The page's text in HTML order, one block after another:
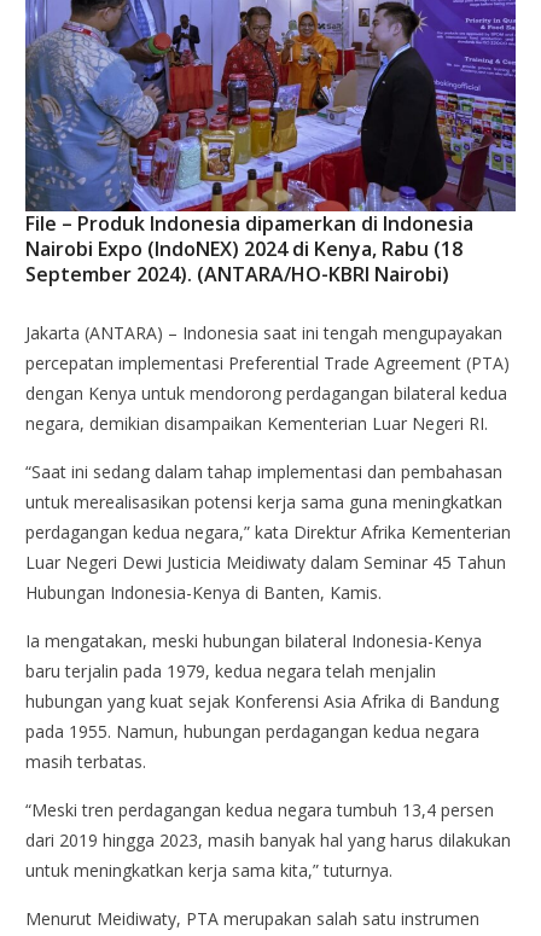
File – Produk Indonesia dipamerkan di Indonesia
Nairobi Expo (IndoNEX) 2024 di Kenya, Rabu (18
September 2024). (ANTARA/HO-KBRI Nairobi)
Jakarta (ANTARA) – Indonesia saat ini tengah mengupayakan
percepatan implementasi Preferential Trade Agreement (PTA)
dengan Kenya untuk mendorong perdagangan bilateral kedua
negara, demikian disampaikan Kementerian Luar Negeri RI.
“Saat ini sedang dalam tahap implementasi dan pembahasan
untuk merealisasikan potensi kerja sama guna meningkatkan
perdagangan kedua negara,” kata Direktur Afrika Kementerian
Luar Negeri Dewi Justicia Meidiwaty dalam Seminar 45 Tahun
Hubungan Indonesia-Kenya di Banten, Kamis.
Ia mengatakan, meski hubungan bilateral Indonesia-Kenya
baru terjalin pada 1979, kedua negara telah menjalin
hubungan yang kuat sejak Konferensi Asia Afrika di Bandung
pada 1955. Namun, hubungan perdagangan kedua negara
masih terbatas.
“Meski tren perdagangan kedua negara tumbuh 13,4 persen
dari 2019 hingga 2023, masih banyak hal yang harus dilakukan
untuk meningkatkan kerja sama kita,” tuturnya.
Menurut Meidiwaty, PTA merupakan salah satu instrumen